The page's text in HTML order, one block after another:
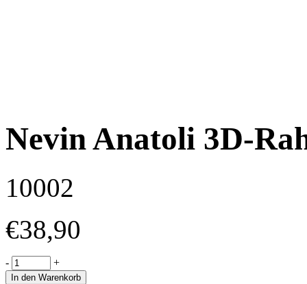
Nevin Anatoli 3D-
10002
€38,90
- +
In den Warenkorb